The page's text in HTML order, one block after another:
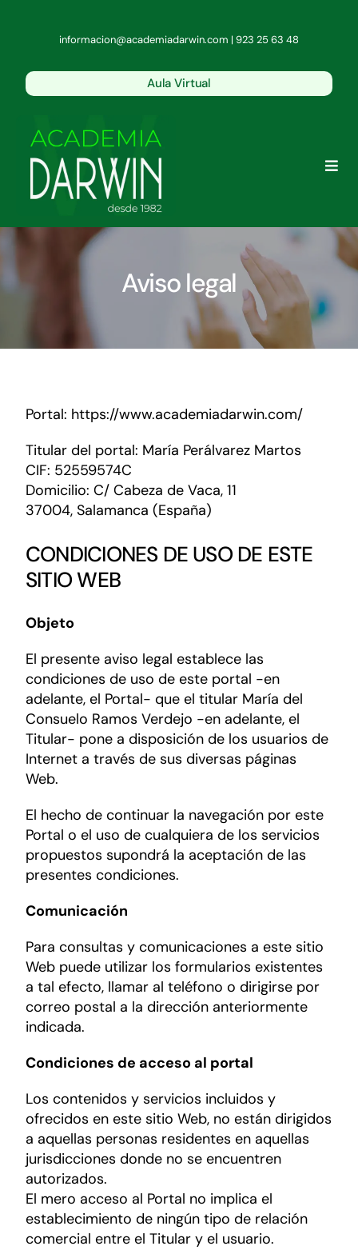
contenidoinformacion@academiadarwin.com | 923 25 63 48
Aula Virtual
Oposiciones del Estado
Policía y Guardia Civil
Cursos
Contacto
Aviso legal
Portal: https://www.academiadarwin.com/
Titular del portal: María Perálvarez Martos
CIF: 52559574C
Domicilio: C/ Cabeza de Vaca, 11
37004, Salamanca (España)
CONDICIONES DE USO DE ESTE
SITIO WEB
Objeto
El presente aviso legal establece las
condiciones de uso de este portal -en
adelante, el Portal- que el titular María del
Consuelo Ramos Verdejo -en adelante, el
Titular- pone a disposición de los usuarios de
Internet a través de sus diversas páginas
Web.
El hecho de continuar la navegación por este
Portal o el uso de cualquiera de los servicios
propuestos supondrá la aceptación de las
presentes condiciones.
Comunicación
Para consultas y comunicaciones a este sitio
Web puede utilizar los formularios existentes
a tal efecto, llamar al teléfono o dirigirse por
correo postal a la dirección anteriormente
indicada.
Condiciones de acceso al portal
Los contenidos y servicios incluidos y
ofrecidos en este sitio Web, no están dirigidos
a aquellas personas residentes en aquellas
jurisdicciones donde no se encuentren
autorizados.
El mero acceso al Portal no implica el
establecimiento de ningún tipo de relación
comercial entre el Titular y el usuario.